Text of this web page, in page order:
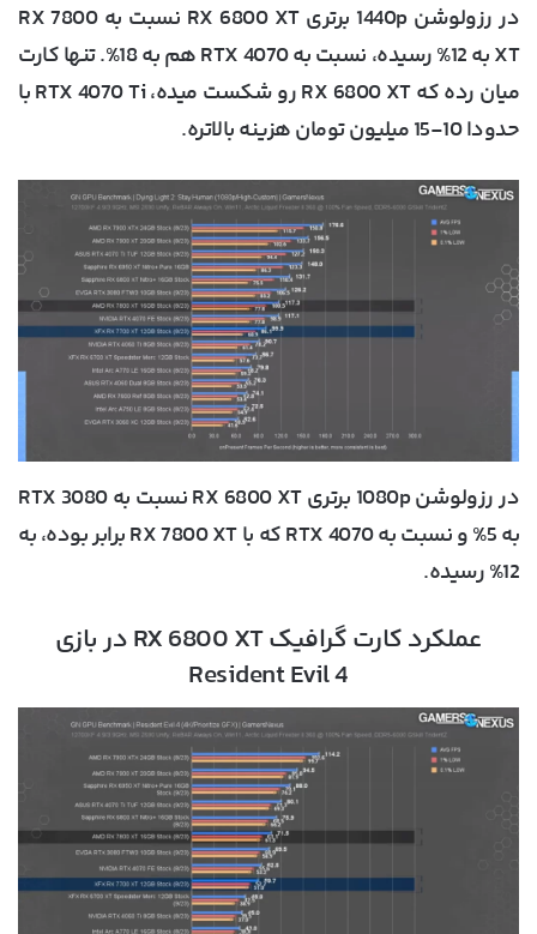
در رزولوشن 1440p برتری RX 6800 XT نسبت به RX 7800
XT به 12% رسیده، نسبت به RTX 4070 هم به 18%. تنها کارت
میان رده که RX 6800 XT رو شکست میده، RTX 4070 Ti با
حدودا 10-15 میلیون تومان هزینه بالاتره.
در رزولوشن 1080p برتری RX 6800 XT نسبت به RTX 3080
به 5% و نسبت به RTX 4070 که با RX 7800 XT برابر بوده، به
12% رسیده.
عملکرد کارت گرافیک RX 6800 XT در بازی
Resident Evil 4